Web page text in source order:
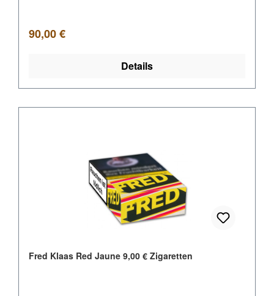
Regulärer Preis:
90,00 €
Details
Fred Klaas Red Jaune 9,00 € Zigaretten